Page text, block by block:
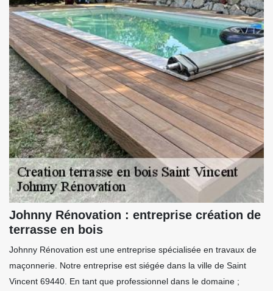
Johnny Rénovation : entreprise création de
terrasse en bois
Johnny Rénovation est une entreprise spécialisée en travaux de
maçonnerie. Notre entreprise est siégée dans la ville de Saint
Vincent 69440. En tant que professionnel dans le domaine ;